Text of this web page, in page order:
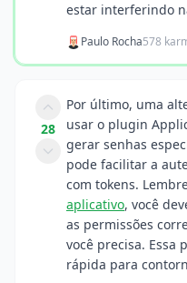
estar interferindo
Paulo Rocha578
28
Por último, uma
usar o plugin
gerar senhas
pode facilitar a
com tokens.
aplicativo, você
as permissões
você precisa. Essa
rápida para